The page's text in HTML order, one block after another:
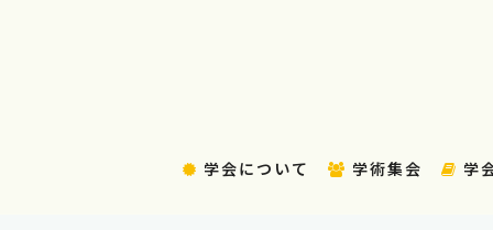
学会について 学術集会 学